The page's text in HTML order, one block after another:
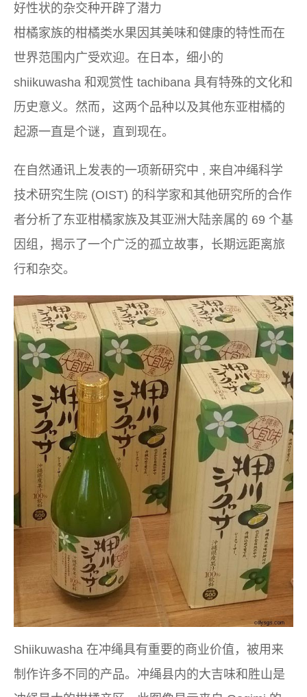
好性状的杂交种开辟了潜力
柑橘家族的柑橘类水果因其美味和健康的特性而在
世界范围内广受欢迎。在日本，细小的
shiikuwasha 和观赏性 tachibana 具有特殊的文化和
历史意义。然而，这两个品种以及其他东亚柑橘的
起源一直是个谜，直到现在。
在 自然通讯 上发表的一项新研究中 , 来自冲绳科学
技术研究生院 (OIST) 的科学家和其他研究所的合作
者分析了东亚柑橘家族及其亚洲大陆亲属的 69 个基
因组，揭示了一个广泛的孤立故事，长期远距离旅
行和杂交。
Shiikuwasha 在冲绳具有重要的商业价值，被用来
制作许多不同的产品。冲绳县内的大吉味和胜山是